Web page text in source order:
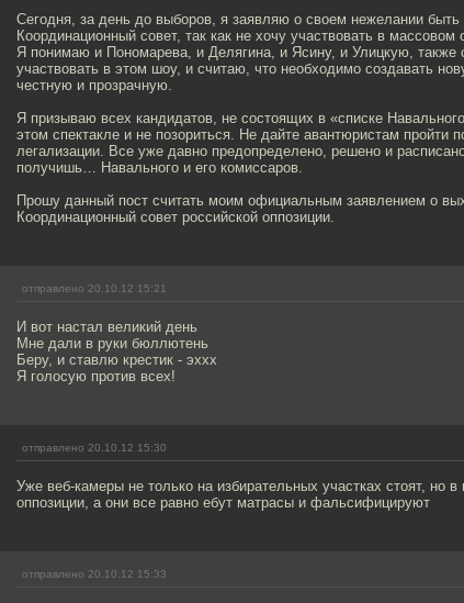
Сегодня, за день до выборов, я заявляю о своем нежелании
Координационный совет, так как не хочу участвовать в
Я понимаю и Пономарева, и Делягина, и Ясину, и Улицкую, также
участвовать в этом шоу, и считаю, что необходимо создавать
честную и прозрачную.
Я призываю всех кандидатов, не состоящих в «списке
этом спектакле и не позориться. Не дайте авантюристам
легализации. Все уже давно предопределено, решено и
получишь… Навального и его комиссаров.
Прошу данный пост считать моим официальным заявлением о
Координационный совет российской оппозиции.
отправлено 20.10.12 15:21
И вот настал великий день
Мне дали в руки бюллютень
Беру, и ставлю крестик - эххх
Я голосую против всех!
отправлено 20.10.12 15:30
Уже веб-камеры не только на избирательных участках стоят, но
оппозиции, а они все равно ебут матрасы и фальсифицируют
отправлено 20.10.12 15:33